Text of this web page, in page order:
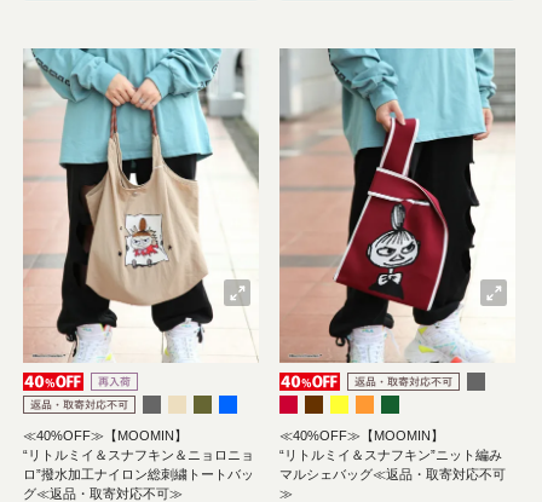
≪40%OFF≫【MOOMIN】
“リトルミイ＆スナフキン＆ニョロニョ
ロ”撥水加工ナイロン総刺繍トートバッ
グ≪返品・取寄対応不可≫
≪40%OFF≫【MOOMIN】
“リトルミイ＆スナフキン”ニット編み
マルシェバッグ≪返品・取寄対応不可
≫